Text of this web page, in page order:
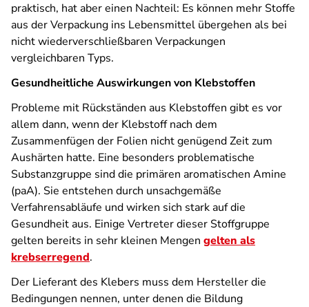
praktisch, hat aber einen Nachteil: Es können mehr Stoffe
aus der Verpackung ins Lebensmittel übergehen als bei
nicht wiederverschließbaren Verpackungen
vergleichbaren Typs.
Gesundheitliche Auswirkungen von Klebstoffen
Probleme mit Rückständen aus Klebstoffen gibt es vor
allem dann, wenn der Klebstoff nach dem
Zusammenfügen der Folien nicht genügend Zeit zum
Aushärten hatte. Eine besonders problematische
Substanzgruppe sind die primären aromatischen Amine
(paA). Sie entstehen durch unsachgemäße
Verfahrensabläufe und wirken sich stark auf die
Gesundheit aus. Einige Vertreter dieser Stoffgruppe
gelten bereits in sehr kleinen Mengen gelten als
krebserregend.
Der Lieferant des Klebers muss dem Hersteller die
Bedingungen nennen, unter denen die Bildung